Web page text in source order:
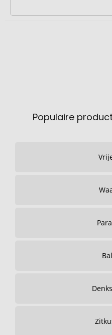
Populaire